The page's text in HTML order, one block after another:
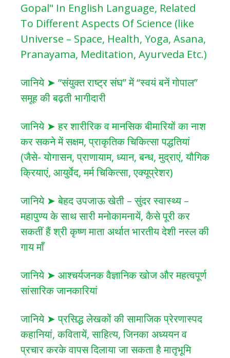
Gopal" In English Language, Related
To Different Aspects Of Science (like
Universe – Space, Health, Yoga, Asana,
Pranayama, Meditation, Ayurveda Etc.)
जानिये ➤ “संयुक्त राष्ट्र संघ” में “स्वयं बनें गोपाल”
समूह की बढ़ती भागीदारी
जानिये ➤ हर शारीरिक व मानसिक बीमारियों का नाश
कर सकने में सक्षम, प्राकृतिक चिकित्सा पद्धतियां
(जैसे- योगासन, प्राणायाम, ध्यान, बन्ध, मुद्राएं, यौगिक
क्रियाएं, आयुर्वेद, मर्म चिकित्सा, एक्यूप्रेशर)
जानिये ➤ बेहद उपजाऊ खेती – सुंदर स्वास्थ्य –
महापुण्य के साथ सारी मनोकामनायें, कैसे पूरी कर
सकतीं हैं श्री कृष्ण माता अर्थात भारतीय देशी नस्ल की
गाय माँ
जानिये ➤ आश्चर्यजनक वैज्ञानिक खोज और महत्वपूर्ण
सांसारिक जानकारियां
जानिये ➤ प्रसिद्ध लेखकों की सामाजिक प्रेरणास्पद
कहानियां, कवितायें, साहित्य, जिनका अध्ययन व
प्रचार करके वापस दिलाया जा सकता है मातृभूमि